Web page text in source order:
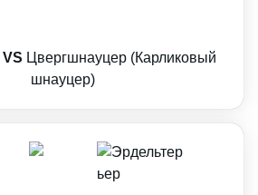
VS Цвергшнауцер (Карликовый
шнауцер)